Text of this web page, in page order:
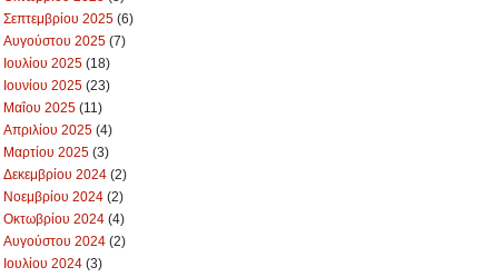
Σεπτεμβρίου 2025 (6)
Αυγούστου 2025 (7)
Ιουλίου 2025 (18)
Ιουνίου 2025 (23)
Μαΐου 2025 (11)
Απριλίου 2025 (4)
Μαρτίου 2025 (3)
Δεκεμβρίου 2024 (2)
Νοεμβρίου 2024 (2)
Οκτωβρίου 2024 (4)
Αυγούστου 2024 (2)
Ιουλίου 2024 (3)